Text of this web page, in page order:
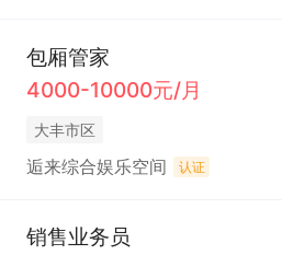
包厢管家
4000-10000元/月
大丰市区
逅来综合娱乐空间 认证
销售业务员